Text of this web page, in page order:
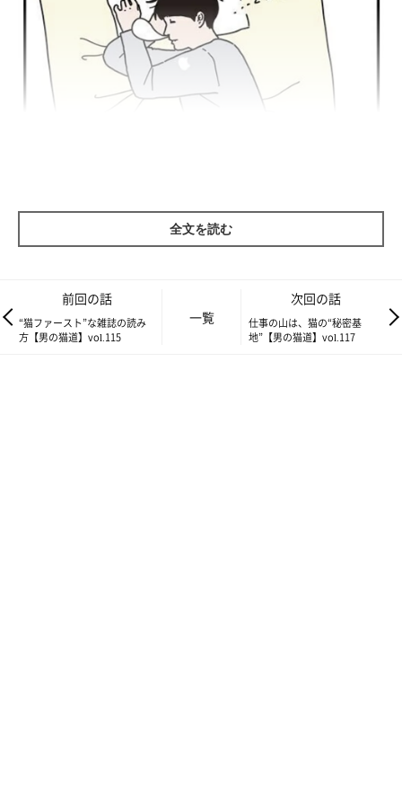
全文を読む
前回の話
“猫ファースト”な雑誌の読み
方【男の猫道】vol.115
一覧
次回の話
仕事の山は、猫の“秘密基
地”【男の猫道】vol.117